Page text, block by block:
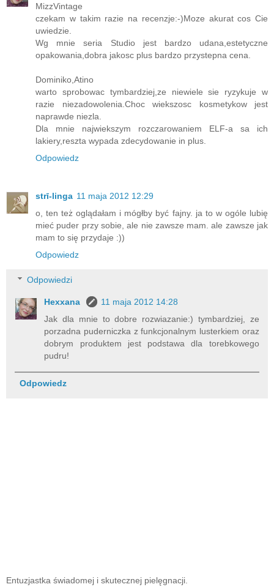
MizzVintage
czekam w takim razie na recenzje:-)Moze akurat cos Cie
uwiedzie.
Wg mnie seria Studio jest bardzo udana,estetyczne
opakowania,dobra jakosc plus bardzo przystepna cena.
Dominiko,Atino
warto sprobowac tymbardziej,ze niewiele sie ryzykuje w
razie niezadowolenia.Choc wiekszosc kosmetykow jest
naprawde niezla.
Dla mnie najwiekszym rozczarowaniem ELF-a sa ich
lakiery,reszta wypada zdecydowanie in plus.
Odpowiedz
strī-linga 11 maja 2012 12:29
o, ten też oglądałam i mógłby być fajny. ja to w ogóle lubię
mieć puder przy sobie, ale nie zawsze mam. ale zawsze jak
mam to się przydaje :))
Odpowiedz
Odpowiedzi
Hexxana
11 maja 2012 14:28
Jak dla mnie to dobre rozwiazanie:) tymbardziej, ze
porzadna puderniczka z funkcjonalnym lusterkiem oraz
dobrym produktem jest podstawa dla torebkowego
pudru!
Odpowiedz
Entuzjastka świadomej i skutecznej pielęgnacji.